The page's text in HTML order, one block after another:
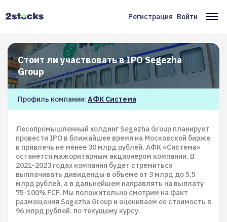
Меню
учётной
записи
пользователя
Регистрация Войти
Стоит ли участвовать в IPO Segezha
Group
Профиль компании: АФК Система
Лесопромышленный холдинг Segezha Group планирует
провести IPO в ближайшее время на Московской бирже
и привлечь не менее 30 млрд рублей. АФК «Система»
останется мажоритарным акционером компании. В
2021-2023 годах компания будет стремиться
выплачивать дивиденды в объеме от 3 млрд до 5,5
млрд рублей, а в дальнейшем направлять на выплату
75-100% FCF. Мы положительно смотрим на факт
размещения Segezha Group и оцениваем ее стоимость в
96 млрд рублей. по текущему курсу.